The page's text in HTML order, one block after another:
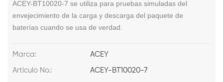
ACEY-BT10020-7 se utiliza para pruebas simuladas del
envejecimiento de la carga y descarga del paquete de
baterías cuando se usa de verdad.
Marca: ACEY
Artículo No.: ACEY-BT10020-7